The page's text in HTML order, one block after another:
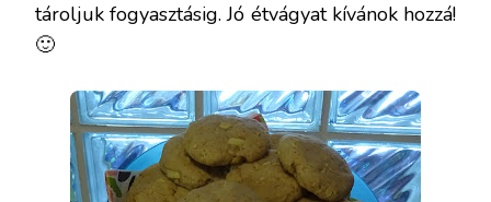
tároljuk fogyasztásig. Jó étvágyat kívánok hozzá!
🙂